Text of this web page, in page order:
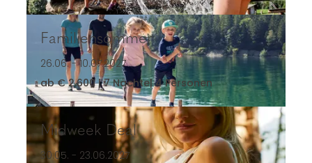
Familiensommer
26.06. - 10.07.2027
ab € 2.600 | 7 Nächte| 4 Personen
Familiensommer
Midweek Deal
30.05. - 23.06.2027
Midweek Deal